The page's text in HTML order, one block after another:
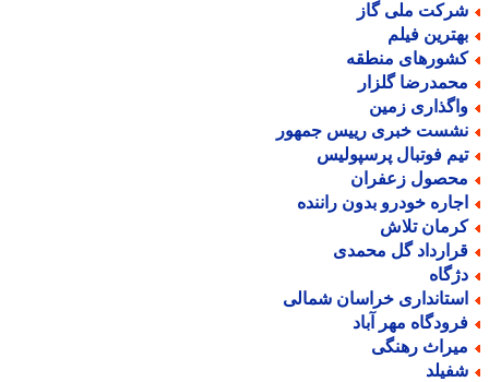
ملی گاز
فیلم
منطقه
گلزار
زمین
خبری رییس جمهور
فوتبال پرسپولیس
زعفران
خودرو بدون راننده
تلاش
گل محمدی
خراسان شمالی
مهر آباد
رهنگی